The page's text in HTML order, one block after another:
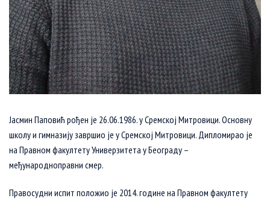
Јасмин Паповић рођен је 26.06.1986. у Сремској Митровици. Основну
школу и гимназију завршио је у Сремској Митровици. Дипломирао је
на Правном факултету Универзитета у Београду –
међународноправни смер.
Правосудни испит положио је 2014. године на Правном факултету